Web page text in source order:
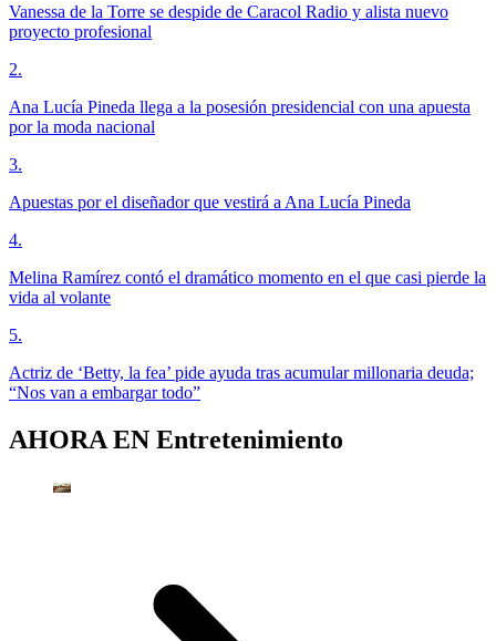
Vanessa de la Torre se despide de Caracol Radio y alista nuevo
proyecto profesional
2.
Ana Lucía Pineda llega a la posesión presidencial con una apuesta
por la moda nacional
3.
Apuestas por el diseñador que vestirá a Ana Lucía Pineda
4.
Melina Ramírez contó el dramático momento en el que casi pierde la
vida al volante
5.
Actriz de ‘Betty, la fea’ pide ayuda tras acumular millonaria deuda;
“Nos van a embargar todo”
AHORA EN Entretenimiento